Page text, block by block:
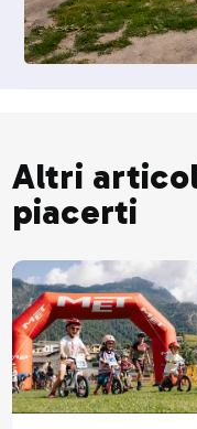
Altri
piacerti